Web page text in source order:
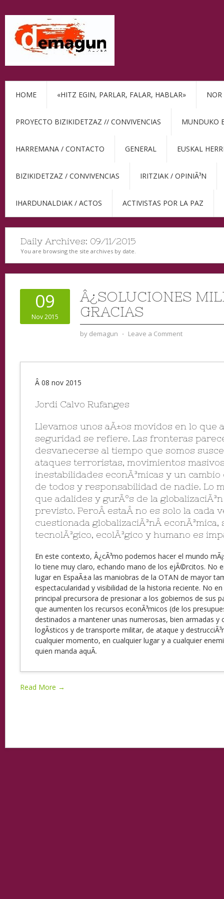
HOME «HITZ EGIN, PARLAR, FALAR, HABLAR» NOR
PROYECTO BIZIKIDETZAZ // CONVIVENCIAS MUNDUKO
HARREMANA / CONTACTO GENERAL EUSKAL
BIZIKIDETZAZ / CONVIVENCIAS IRITZIAK / OPINIÃ³N
IHARDUNALDIAK / ACTOS ACTIVISTAS POR LA PAZ
Daily Archives: 09/11/2015
You are browsing the site archives by date.
09
Nov 2015
Â¿SOLUCIONES
GRACIAS
by demagun ⋅ Leave a Comment
Â 08 nov 2015
Jordi Calvo Rufanges
Llevamos unos aÃ±os movidos en lo que
seguridad se refiere. Las fronteras
desvanecerse al tiempo que somos
ataques terroristas, movimientos
inestabilidades econÃ³micas y un cambio
de todos y responsabilidad de nadie. Lo
que adalides y gurÃºs de la
previsto. PeroÂ estaÂ no es solo la cada
cuestionada globalizaciÃ³nÂ
tecnolÃ³gico, ecolÃ³gico y humano es
En este contexto, Â¿cÃ³mo podemos hacer el mundo
lo tiene muy claro, echando mano de los ejÃ©rcitos. No
lugar en EspaÃ±a las maniobras de la OTAN de mayor
espectacularidad y visibilidad de la historia reciente. No
principal precursora de presionar a los gobiernos de sus
que aumenten los recursos econÃ³micos (de los
destinados a mantener unas numerosas, bien armadas y
logÃ­sticos y de transporte militar, de ataque y
cualquier momento, en cualquier lugar y a cualquier
quien manda aquÃ­.
Read More →